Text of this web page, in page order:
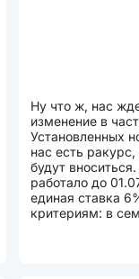
Ну что ж, нас
изменение в
Установленных
нас есть
будут вноситься.
работало до
единая ставка
критериям: в семье есть один ребенок в